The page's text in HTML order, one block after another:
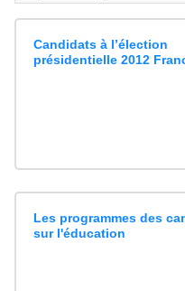
Candidats à l’élection
présidentielle 2012
Les programmes des
sur l'éducation